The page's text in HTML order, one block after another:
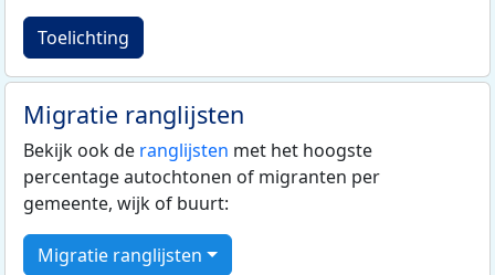
Toelichting
Migratie ranglijsten
Bekijk ook de ranglijsten met het hoogste
percentage autochtonen of migranten per
gemeente, wijk of buurt:
Migratie ranglijsten